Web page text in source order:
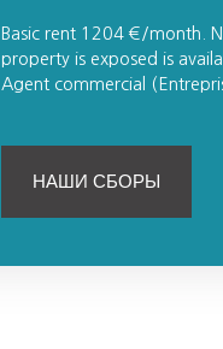
Basic rent 1204 €/month.
property is exposed is
Agent commercial
НАШИ СБОРЫ